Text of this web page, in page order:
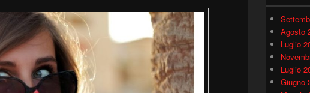
Agosto
Luglio
Luglio
Giugno